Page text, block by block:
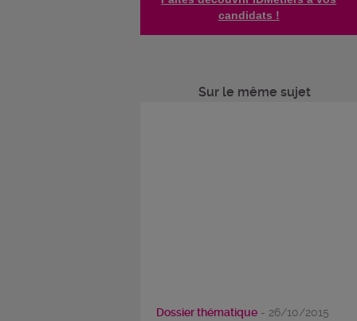
candidats !
Sur le même sujet
Dossier thématique - 26/10/2015